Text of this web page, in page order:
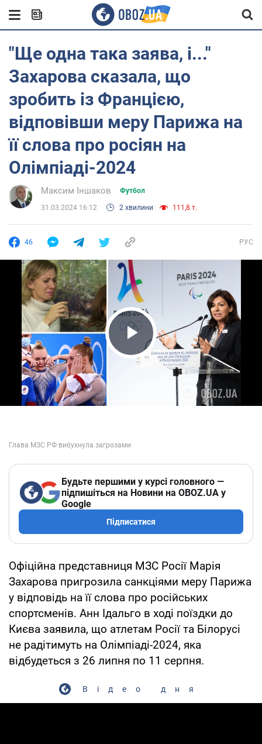
"Ще одна така заява, і..."
Захарова сказала, що
зробить із Францією,
відповівши меру Парижа на
її слова про росіян на
Олімпіаді-2024
Максим Іншаков Футбол
31.03.2024 16:12 2 хвилини 111,8 т.
46 РУС
Play Video
Будьте першими у курсі головного —
підпишіться на Новини на OBOZ.UA у
Google
Підписатися
Офіційна представниця МЗС Росії Марія
Захарова пригрозила санкціями меру Парижа
у відповідь на її слова про російських
спортсменів. Анн Ідальго в ході поїздки до
Києва заявила, що атлетам Росії та Білорусі
не радітимуть на Олімпіаді-2024, яка
відбудеться з 26 липня по 11 серпня.
Відео дня